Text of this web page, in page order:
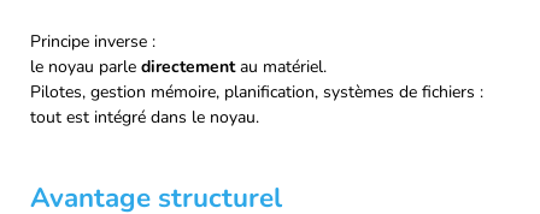
Principe inverse :
le noyau parle directementau matériel.
Pilotes, gestion mémoire, planification, systèmes de fichiers :
tout est intégré dans le noyau.
Avantage structurel